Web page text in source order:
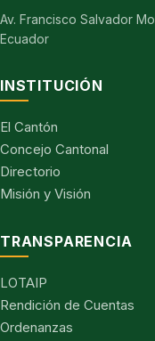
Av. Francisco Salvador
Ecuador
INSTITUCIÓN
El Cantón
Concejo Cantonal
Directorio
Misión y Visión
TRANSPARENCIA
LOTAIP
Rendición de Cuentas
Ordenanzas